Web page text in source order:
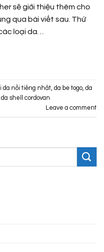
sẽ giới thiệu thêm cho
qua bài viết sau. Thứ
loại da…
da nổi tiếng nhất, da be togo, da
da shell cordovan
Leave a comment